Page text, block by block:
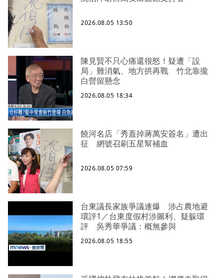
2026.08.05 13:50
陳見賢不只心痛還很怒！疑遭「設
局」難消氣、地方拱再戰 竹北靠攏
白營留懸念
2026.08.05 18:34
饒河名店「秀蓋掉蔣萬安簽名」遭出
征 網號召刷五星幫補血
2026.08.05 07:59
台東議長家族爭議連爆 涉占農地避
環評1／台東度假村涉圖利、疑躲環
評 吳秀華爭議：概無參與
2026.08.05 18:55